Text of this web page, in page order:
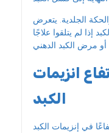
الجلدية. يتعرض
إذا لم يتلقوا علاجًا
انزيمات
الكبد
في إنزيمات الكبد